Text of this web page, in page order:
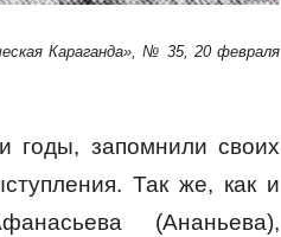
Караганда», № 35, 20 февраля
годы, запомнили своих
Так же, как и
(Ананьева),